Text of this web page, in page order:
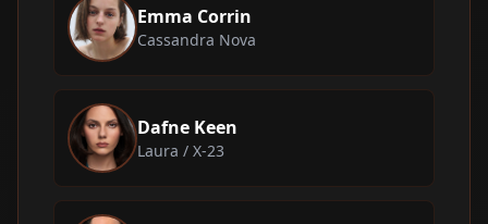
Emma Corrin
Cassandra Nova
Dafne Keen
Laura / X-23